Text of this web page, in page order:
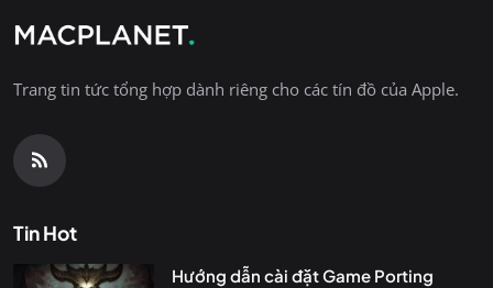
Trang tin tức tổng hợp dành riêng cho các tín đồ của Apple.
Tin Hot
Hướng dẫn cài đặt Game Porting